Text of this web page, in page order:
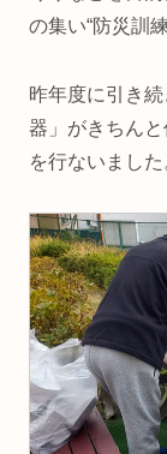
の集い“防災訓
昨年度に引き
器」がきちん
を行ないました